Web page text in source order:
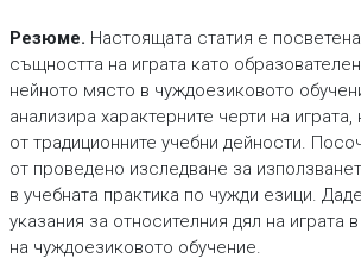
Резюме. Настоящата статия е
същността на играта като
нейното място в чуждоезиковото
анализира характерните черти на играта,
от традиционните учебни дейности.
от проведено изследване за
в учебната практика по чужди езици.
указания за относителния дял на играта
на чуждоезиковото обучение.